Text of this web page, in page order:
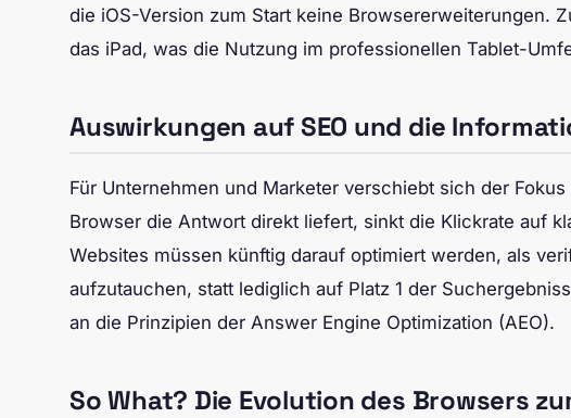
die iOS-Version zum Start keine Browsererweiterungen.
das iPad, was die Nutzung im professionellen Tablet-
Auswirkungen auf SEO und die
Für Unternehmen und Marketer verschiebt sich der
Browser die Antwort direkt liefert, sinkt die Klickrate auf
Websites müssen künftig darauf optimiert werden, als
aufzutauchen, statt lediglich auf Platz 1 der
an die Prinzipien der Answer Engine Optimization (AEO).
So What? Die Evolution des Browsers